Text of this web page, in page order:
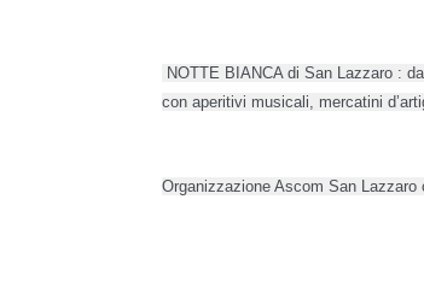
con aperitivi musicali, mercatini
Organizzazione Ascom San